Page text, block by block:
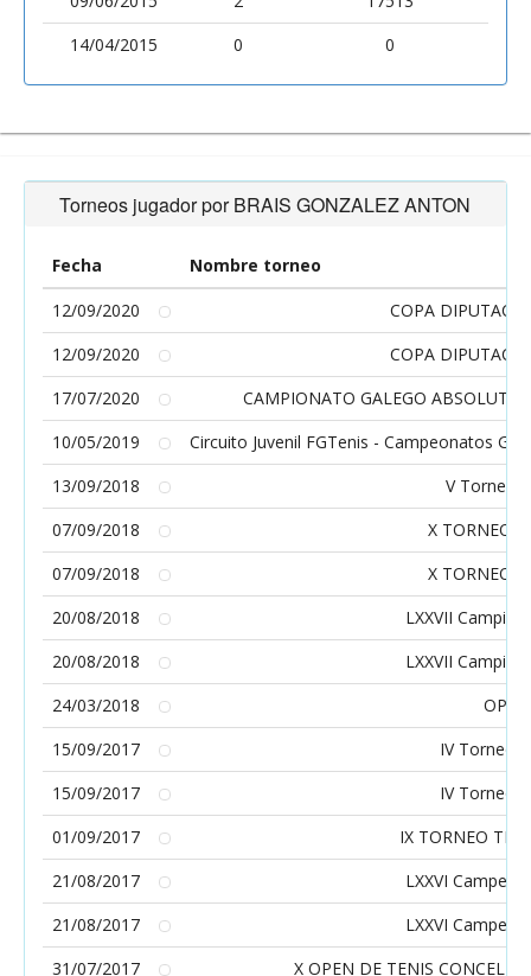
14/04/2015
0 0
Torneos jugador por BRAIS GONZALEZ ANTON
Fecha
Nombre torneo
12/09/2020
COPA
12/09/2020
COPA
17/07/2020
CAMPIONATO GALEGO
10/05/2019
Circuito Juvenil FGTenis - Campeonatos
13/09/2018
V Torneo
07/09/2018
X TORNEO
07/09/2018
X TORNEO
20/08/2018
LXXVII
20/08/2018
LXXVII
24/03/2018
15/09/2017
IV Torneo
15/09/2017
IV Torneo
01/09/2017
IX TORNEO
21/08/2017
LXXVI
21/08/2017
LXXVI
31/07/2017
X OPEN DE TENIS